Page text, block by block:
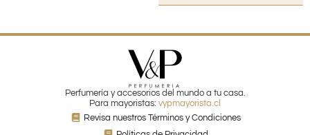
Perfumería y accesorios del mundo a tu casa.
Para mayoristas: vypmayorista.cl
Revisa nuestros Términos y Condiciones